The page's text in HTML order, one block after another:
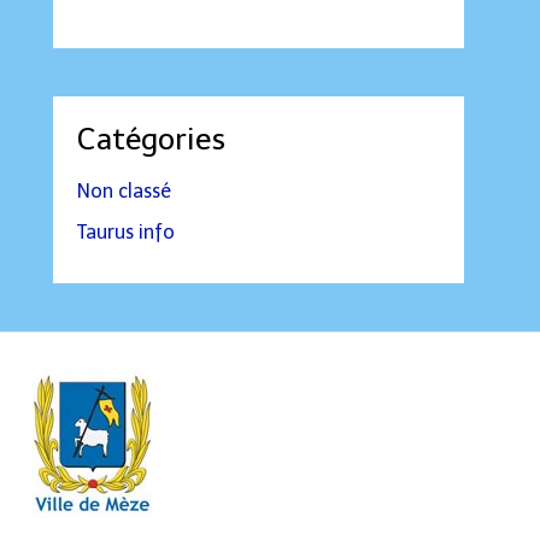
Catégories
Non classé
Taurus info